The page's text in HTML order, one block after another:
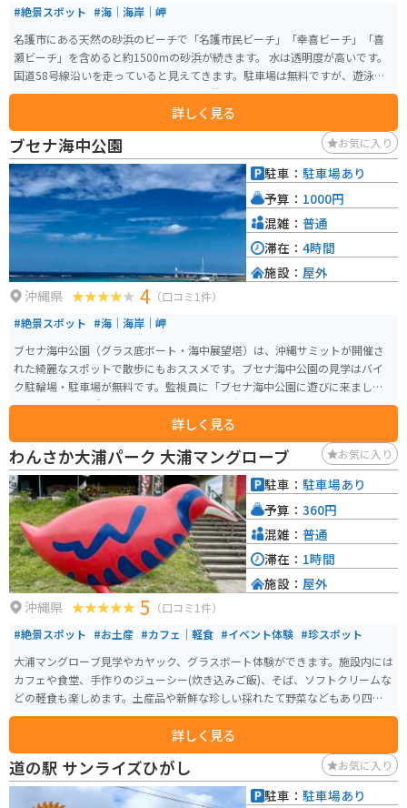
#絶景スポット #海｜海岸｜岬
名護市にある天然の砂浜のビーチで「名護市民ビーチ」「幸喜ビーチ」「喜
瀬ビーチ」を含めると約1500mの砂浜が続きます。 水は透明度が高いです。
国道58号線沿いを走っていると見えてきます。駐車場は無料ですが、遊泳設
備などはありません。綺麗な海を見て休憩をしてから北へ南へ行くことがで
詳しく見る
ブセナ海中公園 お気に入り
沖縄県 4 （口コミ1件）
#絶景スポット #海｜海岸｜岬
ブセナ海中公園（グラス底ボート・海中展望塔）は、沖縄サミットが開催さ
れた綺麗なスポットで散歩にもおススメです。ブセナ海中公園の見学はバイ
ク駐輪場・駐車場が無料です。監視員に「ブセナ海中公園に遊びに来まし
た」と伝えれば誘導してくれます。 園内では無料のシャトルバス（20分間隔
で運行）が利用でき、海中展望塔へは徒歩またはシャトルバスを利用します。
展望塔の窓（24面）からは360度パノラマの海中を見ることができます。
詳しく見る
駐車： 駐車場あり
予算： 1000円
混雑： 普通
滞在： 4時間
施設： 屋外
わんさか大浦パーク 大浦マングローブ お気に入り
沖縄県 5 （口コミ1件）
#絶景スポット #お土産 #カフェ｜軽食 #イベント体験 #珍スポット
大浦マングローブ見学やカヤック、グラスボート体験ができます。施設内には
カフェや食堂、手作りのジューシー(炊き込みご飯)、そば、ソフトクリームな
どの軽食も楽しめます。土産品や新鮮な珍しい採れたて野菜などもあり四季
を通じて訪れたいスポットです。駐車場も広くて整備されています。マングロ
詳しく見る
駐車： 駐車場あり
予算： 360円
混雑： 普通
滞在： 1時間
施設： 屋外
道の駅 サンライズひがし お気に入り
駐車： 駐車場あり